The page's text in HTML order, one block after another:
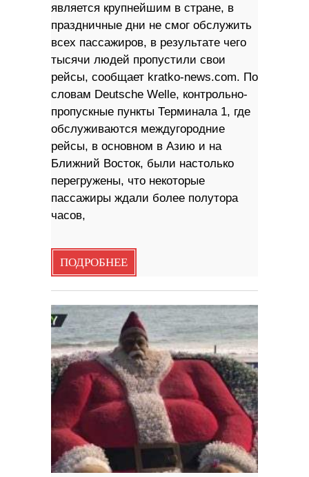
является крупнейшим в стране, в
праздничные дни не смог обслужить
всех пассажиров, в результате чего
тысячи людей пропустили свои
рейсы, сообщает kratko-news.com. По
словам Deutsche Welle, контрольно-
пропускные пункты Терминала 1, где
обслуживаются междугородние
рейсы, в основном в Азию и на
Ближний Восток, были настолько
перегружены, что некоторые
пассажиры ждали более полутора
часов,
ПОДРОБНЕЕ